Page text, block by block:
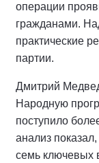
операции
гражданами.
практические
партии.
Дмитрий
Народную
поступило
анализ
семь ключевых